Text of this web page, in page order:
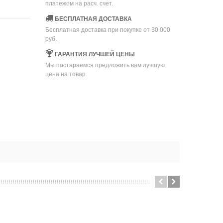
платежом на расч. счет.
БЕСПЛАТНАЯ ДОСТАВКА
Бесплатная доставка при покупке от 30 000
руб.
ГАРАНТИЯ ЛУЧШЕЙ ЦЕНЫ
Мы постараемся предложить вам лучшую
цена на товар.